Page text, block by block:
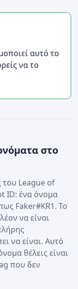
αυτό το
να το
στο
του League of
ID: ένα όνομα
Faker#KR1. Το
να είναι
να είναι. Αυτό
θέλεις είναι
που δεν